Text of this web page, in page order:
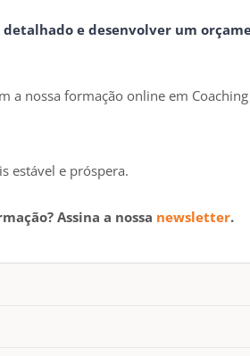
e desenvolver um
a nossa formação online em Coaching
estável e próspera.
Assina a nossa newsletter.